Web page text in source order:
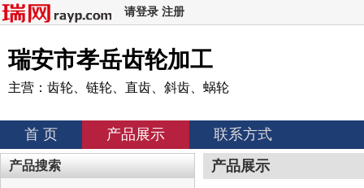
请登录 注册
瑞安市孝岳齿轮加工
主营：齿轮、链轮、直齿、斜齿、蜗轮
首 页 产品展示 联系方式
产品搜索 产品展示